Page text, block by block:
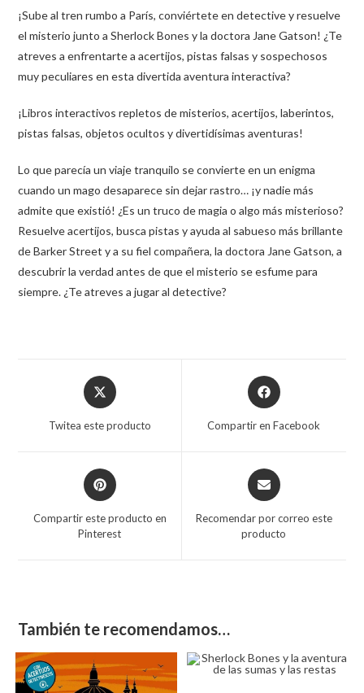
¡Sube al tren rumbo a París, conviértete en detective y resuelve
el misterio junto a Sherlock Bones y la doctora Jane Gatson! ¿Te
atreves a enfrentarte a acertijos, pistas falsas y sospechosos
muy peculiares en esta divertida aventura interactiva?
¡Libros interactivos repletos de misterios, acertijos, laberintos,
pistas falsas, objetos ocultos y divertidísimas aventuras!
Lo que parecía un viaje tranquilo se convierte en un enigma
cuando un mago desaparece sin dejar rastro… ¡y nadie más
admite que existió! ¿Es un truco de magia o algo más misterioso?
Resuelve acertijos, busca pistas y ayuda al sabueso más brillante
de Barker Street y a su fiel compañera, la doctora Jane Gatson, a
descubrir la verdad antes de que el misterio se esfume para
siempre. ¿Te atreves a jugar al detective?
Twitea este producto Compartir en Facebook
Compartir este producto en
Pinterest
Recomendar por correo este
producto
También te recomendamos…